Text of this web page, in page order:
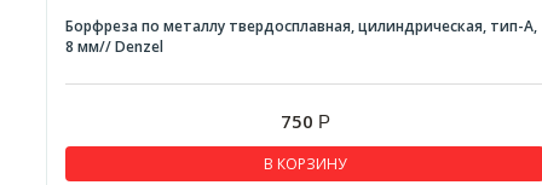
Борфреза по металлу твердосплавная, цилиндрическая, тип-А,
8 мм// Denzel
750 Р
В КОРЗИНУ